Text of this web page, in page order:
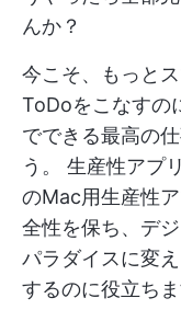
んか？
今こそ、もっと
ToDoをこなすの
でできる最高の
う。 生産性アプリ
のMac用生産性
全性を保ち、デ
パラダイスに変
するのに役立ちま